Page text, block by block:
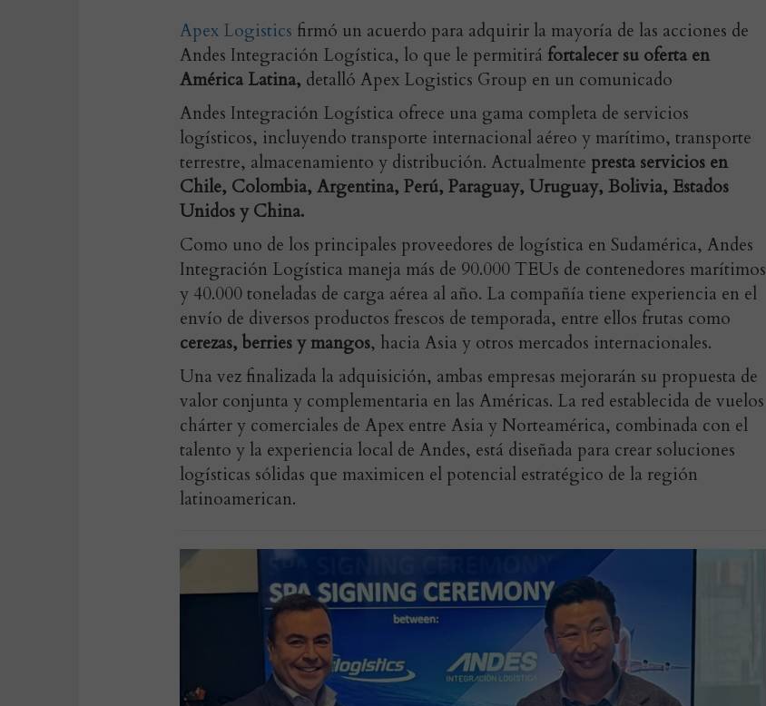
Apex Logistics firmó un acuerdo para adquirir la mayoría de las acciones de
Andes Integración Logística, lo que le permitirá fortalecer su oferta en
América Latina, detalló Apex Logistics Group en un comunicado
Andes Integración Logística ofrece una gama completa de servicios
logísticos, incluyendo transporte internacional aéreo y marítimo, transporte
terrestre, almacenamiento y distribución. Actualmente presta servicios en
Chile, Colombia, Argentina, Perú, Paraguay, Uruguay, Bolivia, Estados
Unidos y China.
Como uno de los principales proveedores de logística en Sudamérica, Andes
Integración Logística maneja más de 90.000 TEUs de contenedores marítimos
y 40.000 toneladas de carga aérea al año. La compañía tiene experiencia en el
envío de diversos productos frescos de temporada, entre ellos frutas como
cerezas, berries y mangos, hacia Asia y otros mercados internacionales.
Una vez finalizada la adquisición, ambas empresas mejorarán su propuesta de
valor conjunta y complementaria en las Américas. La red establecida de vuelos
chárter y comerciales de Apex entre Asia y Norteamérica, combinada con el
talento y la experiencia local de Andes, está diseñada para crear soluciones
logísticas sólidas que maximicen el potencial estratégico de la región
latinoamerican.